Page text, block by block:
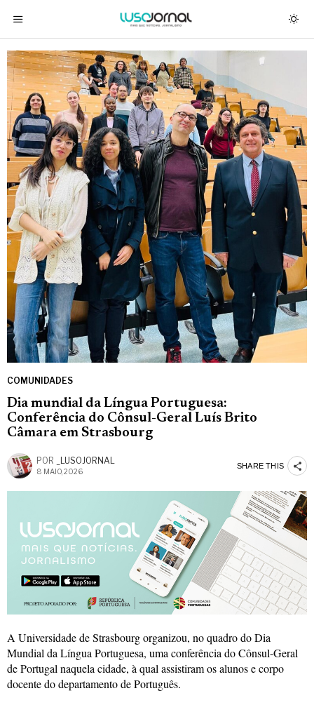
COMUNIDADES
Dia mundial da Língua Portuguesa:
Conferência do Cônsul-Geral Luís Brito
Câmara em Strasbourg
POR _LUSOJORNAL
8 MAIO, 2026
SHARE THIS
A Universidade de Strasbourg organizou, no quadro do Dia
Mundial da Língua Portuguesa, uma conferência do Cônsul-Geral
de Portugal naquela cidade, à qual assistiram os alunos e corpo
docente do departamento de Português.